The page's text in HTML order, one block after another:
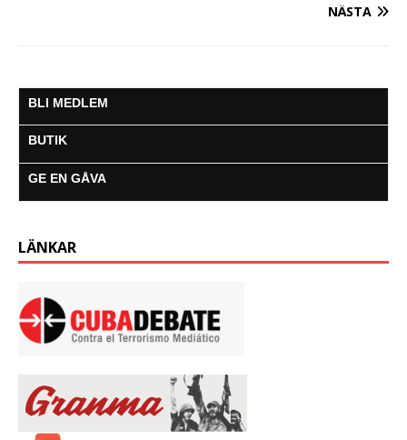
NÄSTA
BLI MEDLEM
BUTIK
GE EN GÅVA
LÄNKAR